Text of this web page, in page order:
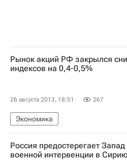
Рынок акций РФ закрылся
индексов на 0,4-0,5%
26 августа 2013, 18:51 267
Экономика
Европа
Весь мир
Россия предостерегает Запад
военной интервенции в